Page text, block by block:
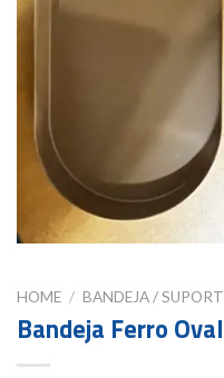
HOME / BANDEJA /
Bandeja Ferro